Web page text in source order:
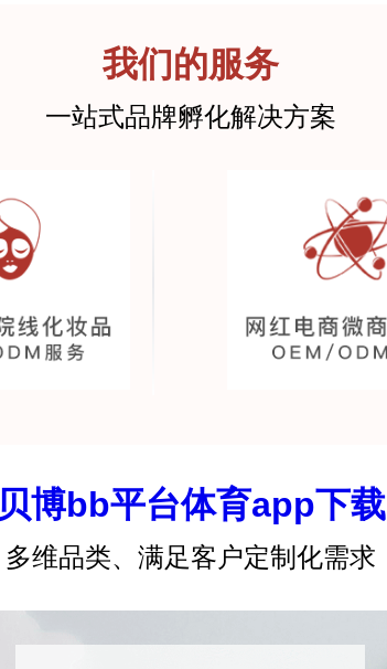
我们的服务
一站式品牌孵化解决方案
贝博bb平台体育app下载
多维品类、满足客户定制化需求